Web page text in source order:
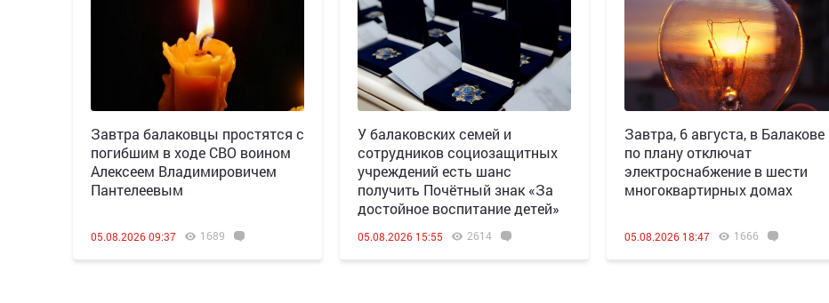
Завтра балаковцы простятся с
погибшим в ходе СВО воином
Алексеем Владимировичем
Пантелеевым
05.08.2026 09:37 1689
У балаковских семей и
сотрудников социозащитных
учреждений есть шанс
получить Почётный знак «За
достойное воспитание детей»
05.08.2026 15:55 2614
Завтра, 6 августа, в Балакове
по плану отключат
электроснабжение в шести
многоквартирных домах
05.08.2026 18:47 1666